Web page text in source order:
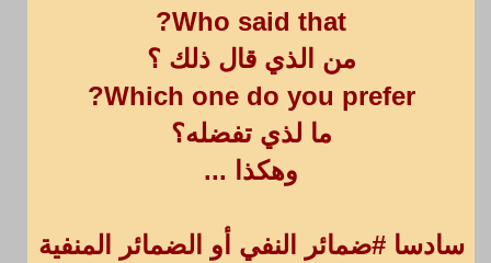
Who said that?
من الذي قال ذلك ؟
Which one do you prefer?
ما لذي تفضله؟
وهكذا ...
سادسا #ضمائر النفي أو الضمائر المنفية